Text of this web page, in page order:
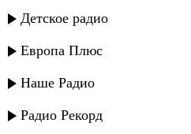
Детское радио
Европа Плюс
Наше Радио
Радио Рекорд
Руслан Аджиев - Умут
Руслан Гасанов -
Руслан Гасанов и
мысли